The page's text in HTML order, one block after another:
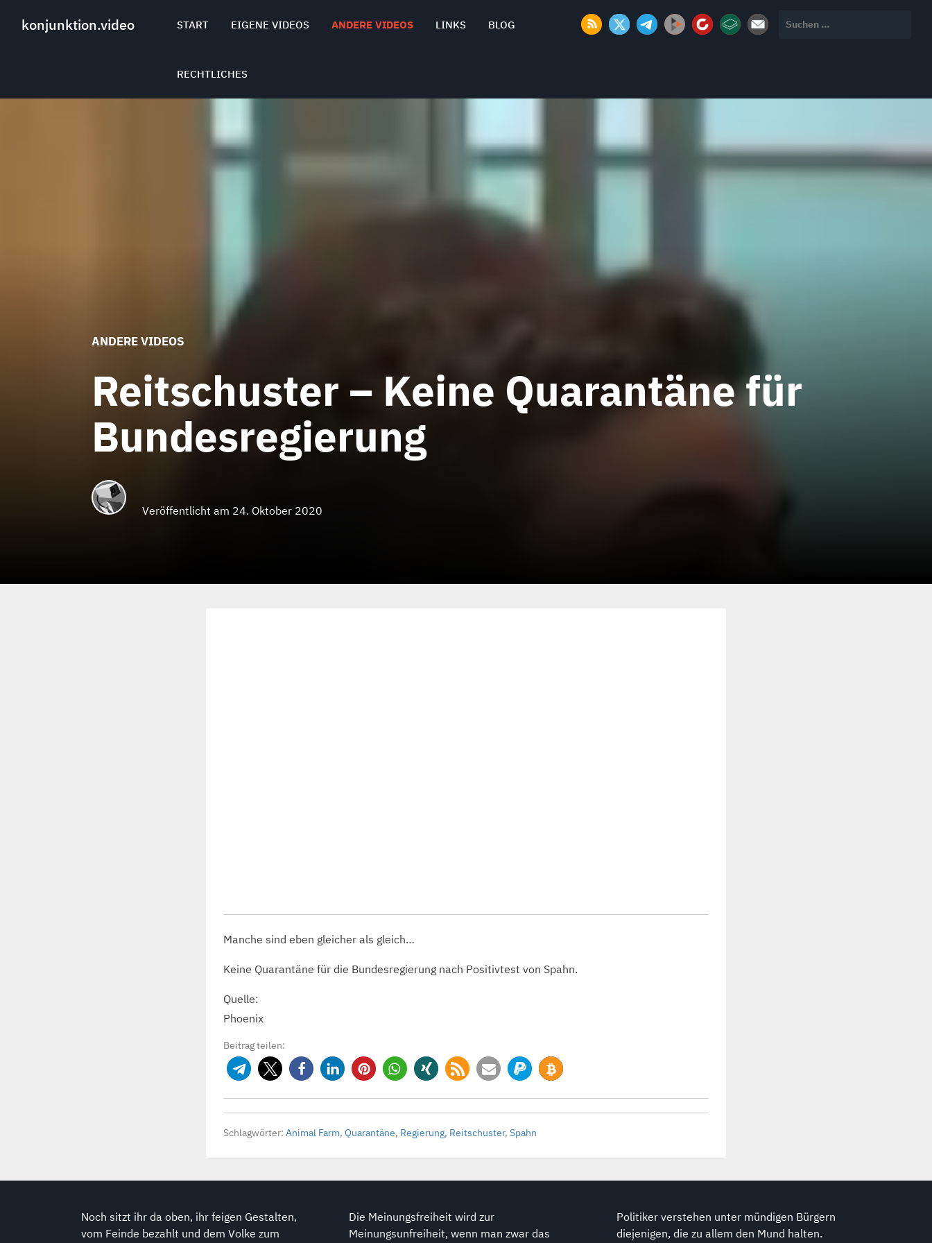
konjunktion.video START EIGENE VIDEOS ANDERE VIDEOS LINKS BLOG
RECHTLICHES
nach:
ANDERE VIDEOS
Reitschuster – Keine Quarantäne für
Bundesregierung
Veröffentlicht am 24. Oktober 2020
Manche sind eben gleicher als gleich…
Keine Quarantäne für die Bundesregierung nach Positivtest von Spahn.
Quelle:
Phoenix
Beitrag teilen:
Schlagwörter: Animal Farm, Quarantäne, Regierung, Reitschuster, Spahn
Noch sitzt ihr da oben, ihr feigen Gestalten,
vom Feinde bezahlt und dem Volke zum
Die Meinungsfreiheit wird zur
Meinungsunfreiheit, wenn man zwar das
Politiker verstehen unter mündigen Bürgern
diejenigen, die zu allem den Mund halten.